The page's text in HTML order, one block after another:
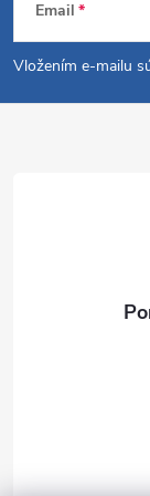
á
p
Email
Vložením e-mailu